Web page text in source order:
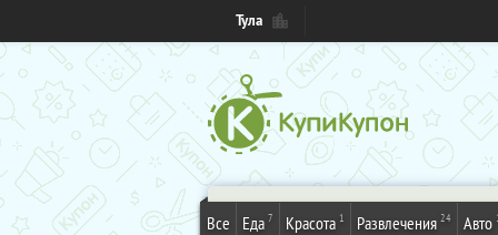
Тула
Все Еда 7 Красота 1 Развлечения 24 Авто